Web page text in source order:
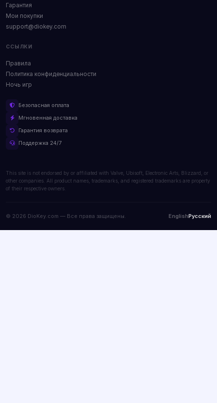
Гарантия
Мои покупки
support@diokey.com
ССЫЛКИ
Правила
Политика конфиденциальности
Ночь игр
Безопасная оплата
Мгновенная доставка
Гарантия возврата
Поддержка 24/7
This site is not endorsed by or affiliated with Valve, Ubisoft, Electronic Arts, Blizzard, or
other companies. All product names, trademarks, and registered trademarks are property
of their respective owners.
© 2026 DioKey.com — Все права защищены. EnglishРусский